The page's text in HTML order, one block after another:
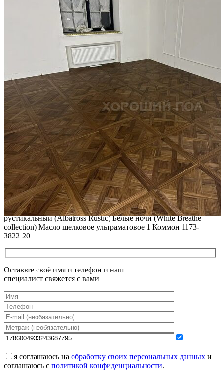
Интересные статьи о паркете Coswick
ВИДЕО-ИНСТРУКЦИЯ: Реставрация царапин. Полы,
покрытые маслом и твердым воском. Системы для локального
ремонта и восстановления
Читать полностью
02.02.2026
ПОЛЫ, ПОКРЫТЫЕ МАСЛОМ. РЕСТАВРАЦИЯ
НЕБОЛЬШИХ ПОТЕРТОСТЕЙ
Читать полностью
12.01.2026
РЕСТАВРАЦИЯ НЕБОЛЬШИХ ВМЯТИН НА ПАРКЕТЕ.
ПОЛЫ, ПОКРЫТЫЕ МАСЛОМ И ТВЕРДЫМ ВОСКОМ
Читать полностью
12.01.2026
Все новости о Coswick
Паркет елка COSWICK Французская елка (45°) Дуб Альбатрос
рустикальный (Albatross Rustic) Белые ночи (White Breathe
collection) Масло шелковое ультраматовое 1 Коммон 1173-
3822-20
Оставьте своё имя и телефон и наш
специалист свяжется с вами
я соглашаюсь на обработку своих персональных данных и
соглашаюсь с политикой конфиденциальности.